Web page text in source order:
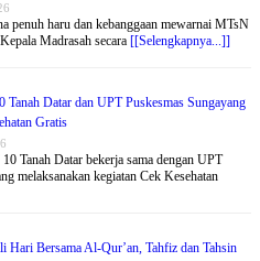
penuh haru dan kebanggaan mewarnai MTsN
Madrasah secara [[Selengkapnya...]]
Datar dan UPT Puskesmas Sungayang
Gratis
Tanah Datar bekerja sama dengan UPT
melaksanakan kegiatan Cek Kesehatan
Hari Bersama Al-Qur’an, Tahfiz dan Tahsin